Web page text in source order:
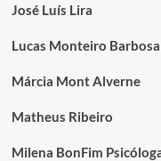
José Luís Lira
Lucas Monteiro Barbosa
Márcia Mont Alverne
Matheus Ribeiro
Milena BonFim